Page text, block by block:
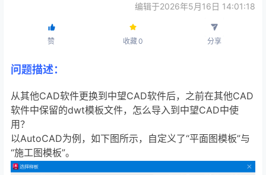
编辑于2026年5月16日 14:01:18
赞 收藏0 分享
问题描述：
从其他CAD软件更换到中望CAD软件后，之前在其他CAD
软件中保留的dwt模板文件，怎么导入到中望CAD中使
用？
以AutoCAD为例，如下图所示，自定义了“平面图模板”与
“施工图模板”。